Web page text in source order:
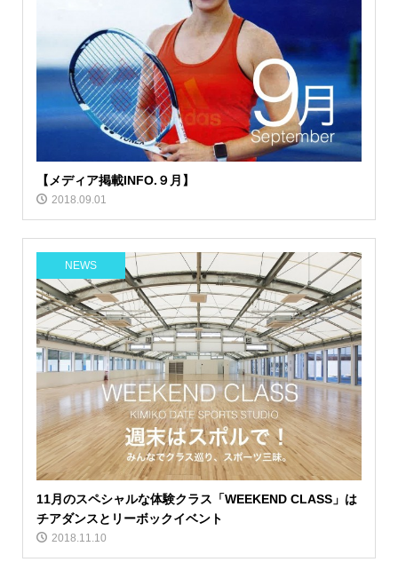
【メディア掲載INFO.９月】
2018.09.01
NEWS
11月のスペシャルな体験クラス「WEEKEND CLASS」は
チアダンスとリーボックイベント
2018.11.10